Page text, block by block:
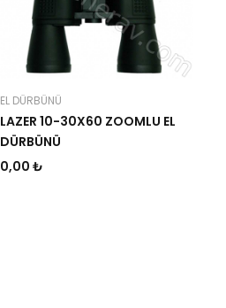
EL DÜRBÜNÜ
LAZER 10-30X60 ZOOMLU EL
DÜRBÜNÜ
0,00 ₺